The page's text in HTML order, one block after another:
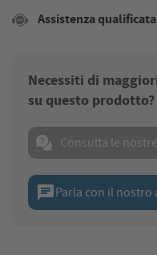
Assistenza
Necessiti di
su questo prodotto?
Consulta le
chatParla con il nostro